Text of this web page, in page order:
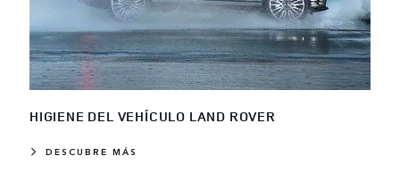
HIGIENE DEL VEHÍCULO LAND ROVER
DESCUBRE MÁS